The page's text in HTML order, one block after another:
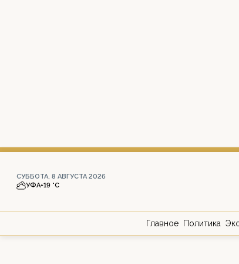
СУББОТА, 8 АВГУСТА 2026
УФА+19 °С
Главное Политика